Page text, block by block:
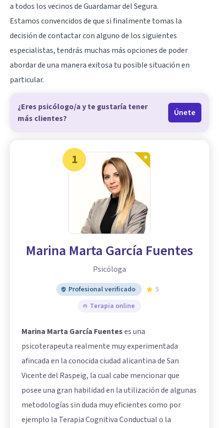
a todos los vecinos de Guardamar del Segura.
Estamos convencidos de que si finalmente tomas la
decisión de contactar con alguno de los siguientes
especialistas, tendrás muchas más opciones de poder
abordar de una manera exitosa tu posible situación en
particular.
¿Eres psicólogo/a y te gustaría tener
más clientes?
Únete
1
Marina Marta García Fuentes
Psicóloga
Profesional verificado
5
Terapia online
Marina Marta García Fuenteses una
psicoterapeuta realmente muy experimentada
afincada en la conocida ciudad alicantina de San
Vicente del Raspeig, la cual cabe mencionar que
posee una gran habilidad en la utilización de algunas
metodologías sin duda muy eficientes como por
ejemplo la Terapia Cognitiva Conductual o la